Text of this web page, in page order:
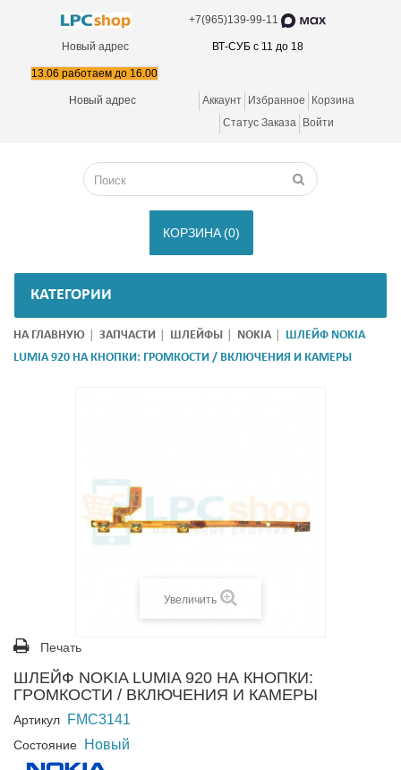
+7(965)139-99-11
Новый адрес ВТ-СУБ с 11 до 18
13.06 работаем до 16.00
Новый адрес Аккаунт Избранное
Корзина
Статус Заказа
Войти
КОРЗИНА (0)
КАТЕГОРИИ
НА ГЛАВНУЮ ЗАПЧАСТИ ШЛЕЙФЫ NOKIA
ШЛЕЙФ NOKIA
LUMIA 920 НА КНОПКИ: ГРОМКОСТИ / ВКЛЮЧЕНИЯ И КАМЕРЫ
Увеличить
Печать
ШЛЕЙФ NOKIA LUMIA 920 НА КНОПКИ:
ГРОМКОСТИ / ВКЛЮЧЕНИЯ И КАМЕРЫ
Артикул FMC3141
Состояние Новый